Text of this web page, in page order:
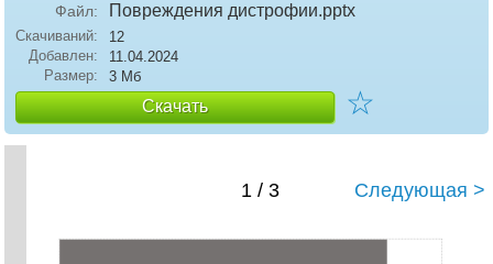
Файл: Повреждения дистрофии.pptx
Скачиваний:
12
Добавлен:
11.04.2024
Размер:
3 Мб
Скачать ☆
1 / 3 Следующая >